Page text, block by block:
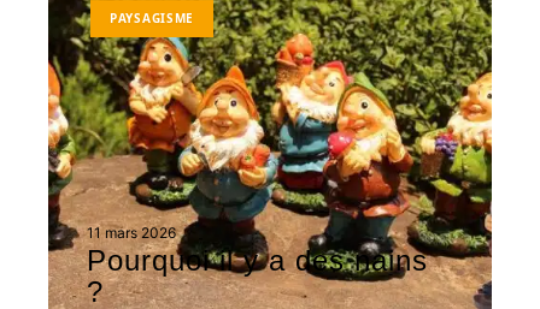
PAYSAGISME
11 mars 2026
Pourquoi il y a des nains
?